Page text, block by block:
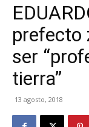
prefecto
ser
tierra”
13 agosto, 2018